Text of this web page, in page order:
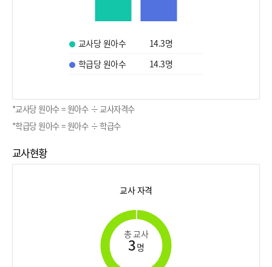
교사당 원아수 14.3명
학급당 원아수
14.3명
*교사당 원아수 = 원아수 ÷ 교사자격수
*학급당 원아수 = 원아수 ÷ 학급수
교사현황
교사 자격
총 교사
3명